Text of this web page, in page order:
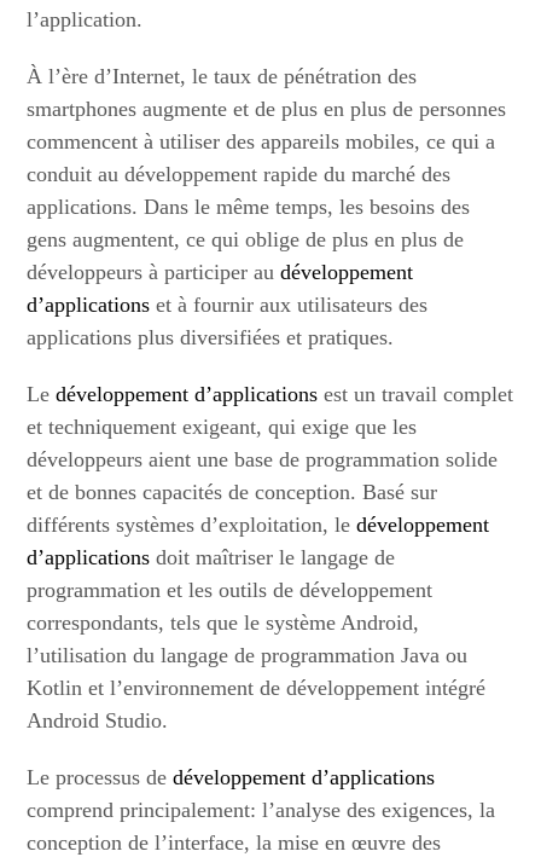
l’application.
À l’ère d’Internet, le taux de pénétration des
smartphones augmente et de plus en plus de personnes
commencent à utiliser des appareils mobiles, ce qui a
conduit au développement rapide du marché des
applications. Dans le même temps, les besoins des
gens augmentent, ce qui oblige de plus en plus de
développeurs à participer audéveloppement
d’applications et à fournir aux utilisateurs des
applications plus diversifiées et pratiques.
Ledéveloppement d’applications est un travail complet
et techniquement exigeant, qui exige que les
développeurs aient une base de programmation solide
et de bonnes capacités de conception. Basé sur
différents systèmes d’exploitation, ledéveloppement
d’applications doit maîtriser le langage de
programmation et les outils de développement
correspondants, tels que le système Android,
l’utilisation du langage de programmation Java ou
Kotlin et l’environnement de développement intégré
Android Studio.
Le processus dedéveloppement d’applications
comprend principalement: l’analyse des exigences, la
conception de l’interface, la mise en œuvre des